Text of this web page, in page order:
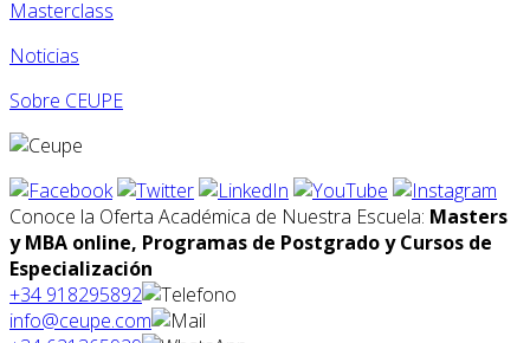
Masterclass
Noticias
Sobre CEUPE
Conoce la Oferta Académica de Nuestra Escuela: Masters
y MBA online, Programas de Postgrado y Cursos de
Especialización
+34 918295892
info@ceupe.com